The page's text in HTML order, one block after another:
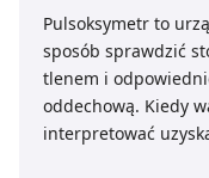
Pulsoksymetr to
sposób sprawdzić
tlenem i
oddechową. Kiedy
interpretować